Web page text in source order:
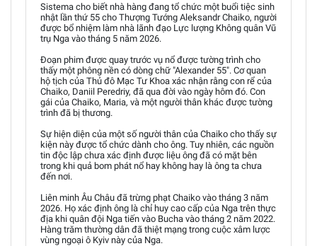
Sistema cho biết nhà hàng đang tổ chức một buổi tiệc sinh
nhật lần thứ 55 cho Thượng Tướng Aleksandr Chaiko, người
được bổ nhiệm làm nhà lãnh đạo Lực lượng Không quân Vũ
trụ Nga vào tháng 5 năm 2026.
Đoạn phim được quay trước vụ nổ được tường trình cho
thấy một phông nền có dòng chữ "Alexander 55". Cơ quan
hộ tịch của Thủ đô Mạc Tư Khoa xác nhận rằng con rể của
Chaiko, Daniil Peredriy, đã qua đời vào ngày hôm đó. Con
gái của Chaiko, Maria, và một người thân khác được tường
trình đã bị thương.
Sự hiện diện của một số người thân của Chaiko cho thấy sự
kiện này được tổ chức dành cho ông. Tuy nhiên, các nguồn
tin độc lập chưa xác định được liệu ông đã có mặt bên
trong khi quả bom phát nổ hay không hay là ông ta chưa
đến nơi.
Liên minh Âu Châu đã trừng phạt Chaiko vào tháng 3 năm
2026. Họ xác định ông là chỉ huy cao cấp của Nga trên thực
địa khi quân đội Nga tiến vào Bucha vào tháng 2 năm 2022.
Hàng trăm thường dân đã thiệt mạng trong cuộc xâm lược
vùng ngoại ô Kyiv này của Nga.